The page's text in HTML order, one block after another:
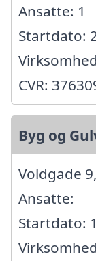
Ansatte: 1
Startdato:
CVR:
Byg og
Voldgade
Ansatte:
Startdato: